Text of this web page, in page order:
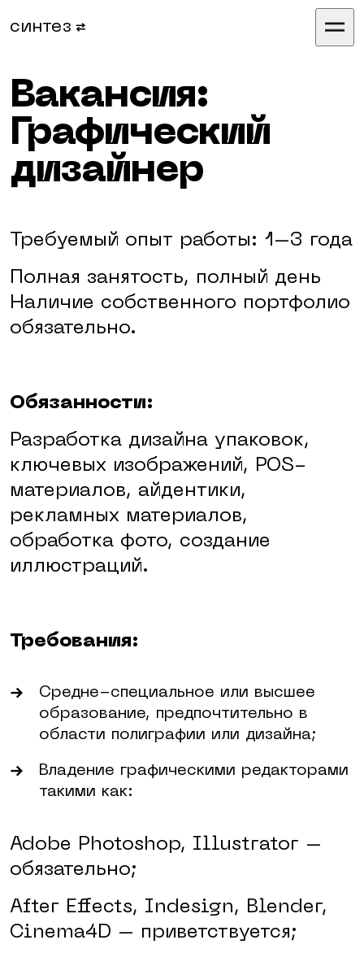
синтез
Вакансия:
Графический
дизайнер
Требуемый опыт работы: 1–3 года
Полная занятость, полный день
Наличие собственного портфолио
обязательно.
Обязанности:
Разработка дизайна упаковок,
ключевых изображений, POS-
материалов, айдентики,
рекламных материалов,
обработка фото, создание
иллюстраций.
Требования:
Средне-специальное или высшее
образование, предпочтительно в
области полиграфии или дизайна;
Владение графическими редакторами
такими как:
Adobe Photoshop, Illustrator –
обязательно;
After Effects, Indesign, Blender,
Cinema4D – приветствуется;